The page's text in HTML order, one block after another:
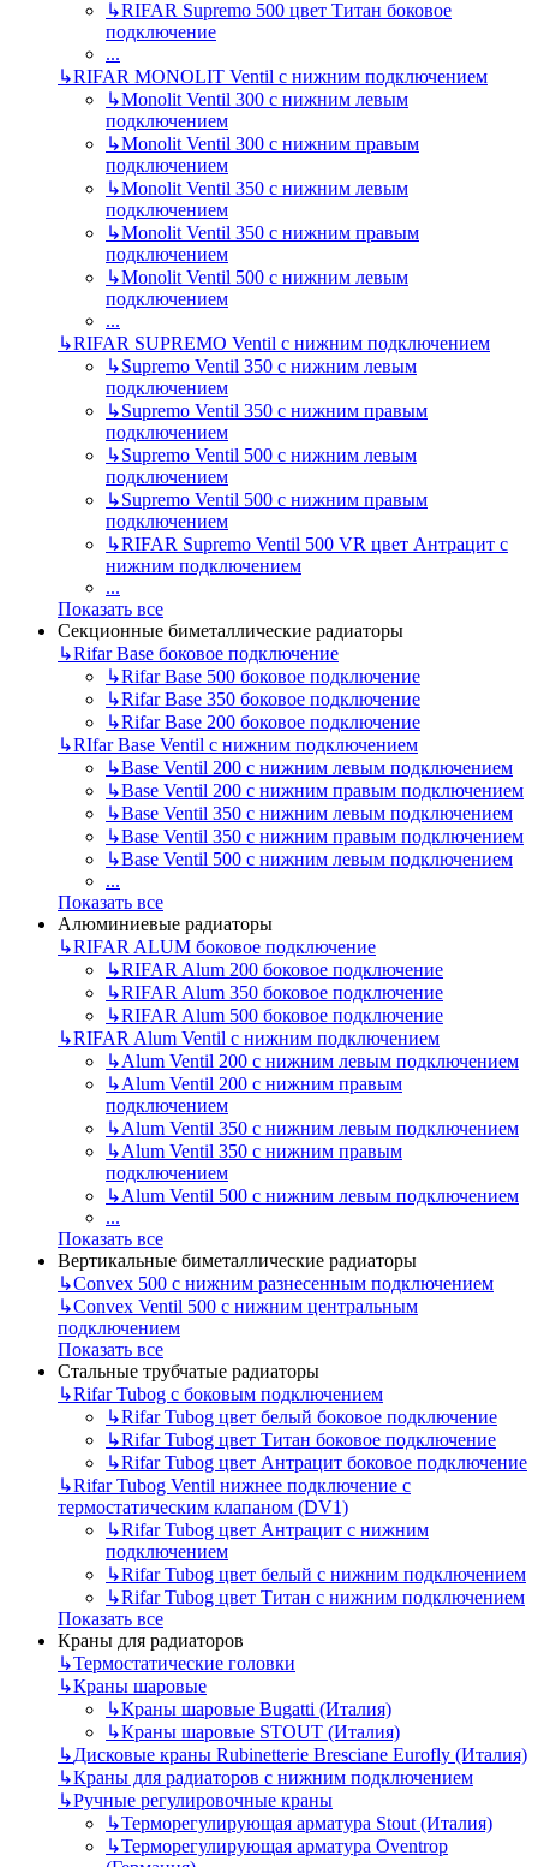
↳RIFAR Supremo 500 цвет Титан боковое
подключение
...
↳RIFAR MONOLIT Ventil с нижним подключением
↳Monolit Ventil 300 с нижним левым
подключением
↳Monolit Ventil 300 с нижним правым
подключением
↳Monolit Ventil 350 с нижним левым
подключением
↳Monolit Ventil 350 с нижним правым
подключением
↳Monolit Ventil 500 с нижним левым
подключением
...
↳RIFAR SUPREMO Ventil с нижним подключением
↳Supremo Ventil 350 с нижним левым
подключением
↳Supremo Ventil 350 с нижним правым
подключением
↳Supremo Ventil 500 с нижним левым
подключением
↳Supremo Ventil 500 с нижним правым
подключением
↳RIFAR Supremo Ventil 500 VR цвет Антрацит с
нижним подключением
...
Показать все
Секционные биметаллические радиаторы
↳Rifar Base боковое подключение
↳Rifar Base 500 боковое подключение
↳Rifar Base 350 боковое подключение
↳Rifar Base 200 боковое подключение
↳RIfar Base Ventil с нижним подключением
↳Base Ventil 200 с нижним левым подключением
↳Base Ventil 200 с нижним правым подключением
↳Base Ventil 350 с нижним левым подключением
↳Base Ventil 350 с нижним правым подключением
↳Base Ventil 500 с нижним левым подключением
...
Показать все
Алюминиевые радиаторы
↳RIFAR ALUM боковое подключение
↳RIFAR Alum 200 боковое подключение
↳RIFAR Alum 350 боковое подключение
↳RIFAR Alum 500 боковое подключение
↳RIFAR Alum Ventil с нижним подключением
↳Alum Ventil 200 с нижним левым подключением
↳Alum Ventil 200 с нижним правым
подключением
↳Alum Ventil 350 с нижним левым подключением
↳Alum Ventil 350 с нижним правым
подключением
↳Alum Ventil 500 с нижним левым подключением
...
Показать все
Вертикальные биметаллические радиаторы
↳Convex 500 с нижним разнесенным подключением
↳Convex Ventil 500 с нижним центральным
подключением
Показать все
Стальные трубчатые радиаторы
↳Rifar Tubog с боковым подключением
↳Rifar Tubog цвет белый боковое подключение
↳Rifar Tubog цвет Титан боковое подключение
↳Rifar Tubog цвет Антрацит боковое подключение
↳Rifar Tubog Ventil нижнее подключение с
термостатическим клапаном (DV1)
↳Rifar Tubog цвет Антрацит с нижним
подключением
↳Rifar Tubog цвет белый с нижним подключением
↳Rifar Tubog цвет Титан с нижним подключением
Показать все
Краны для радиаторов
↳Термостатические головки
↳Краны шаровые
↳Краны шаровые Bugatti (Италия)
↳Краны шаровые STOUT (Италия)
↳Дисковые краны Rubinetterie Bresciane Eurofly (Италия)
↳Краны для радиаторов с нижним подключением
↳Ручные регулировочные краны
↳Терморегулирующая арматура Stout (Италия)
↳Терморегулирующая арматура Oventrop